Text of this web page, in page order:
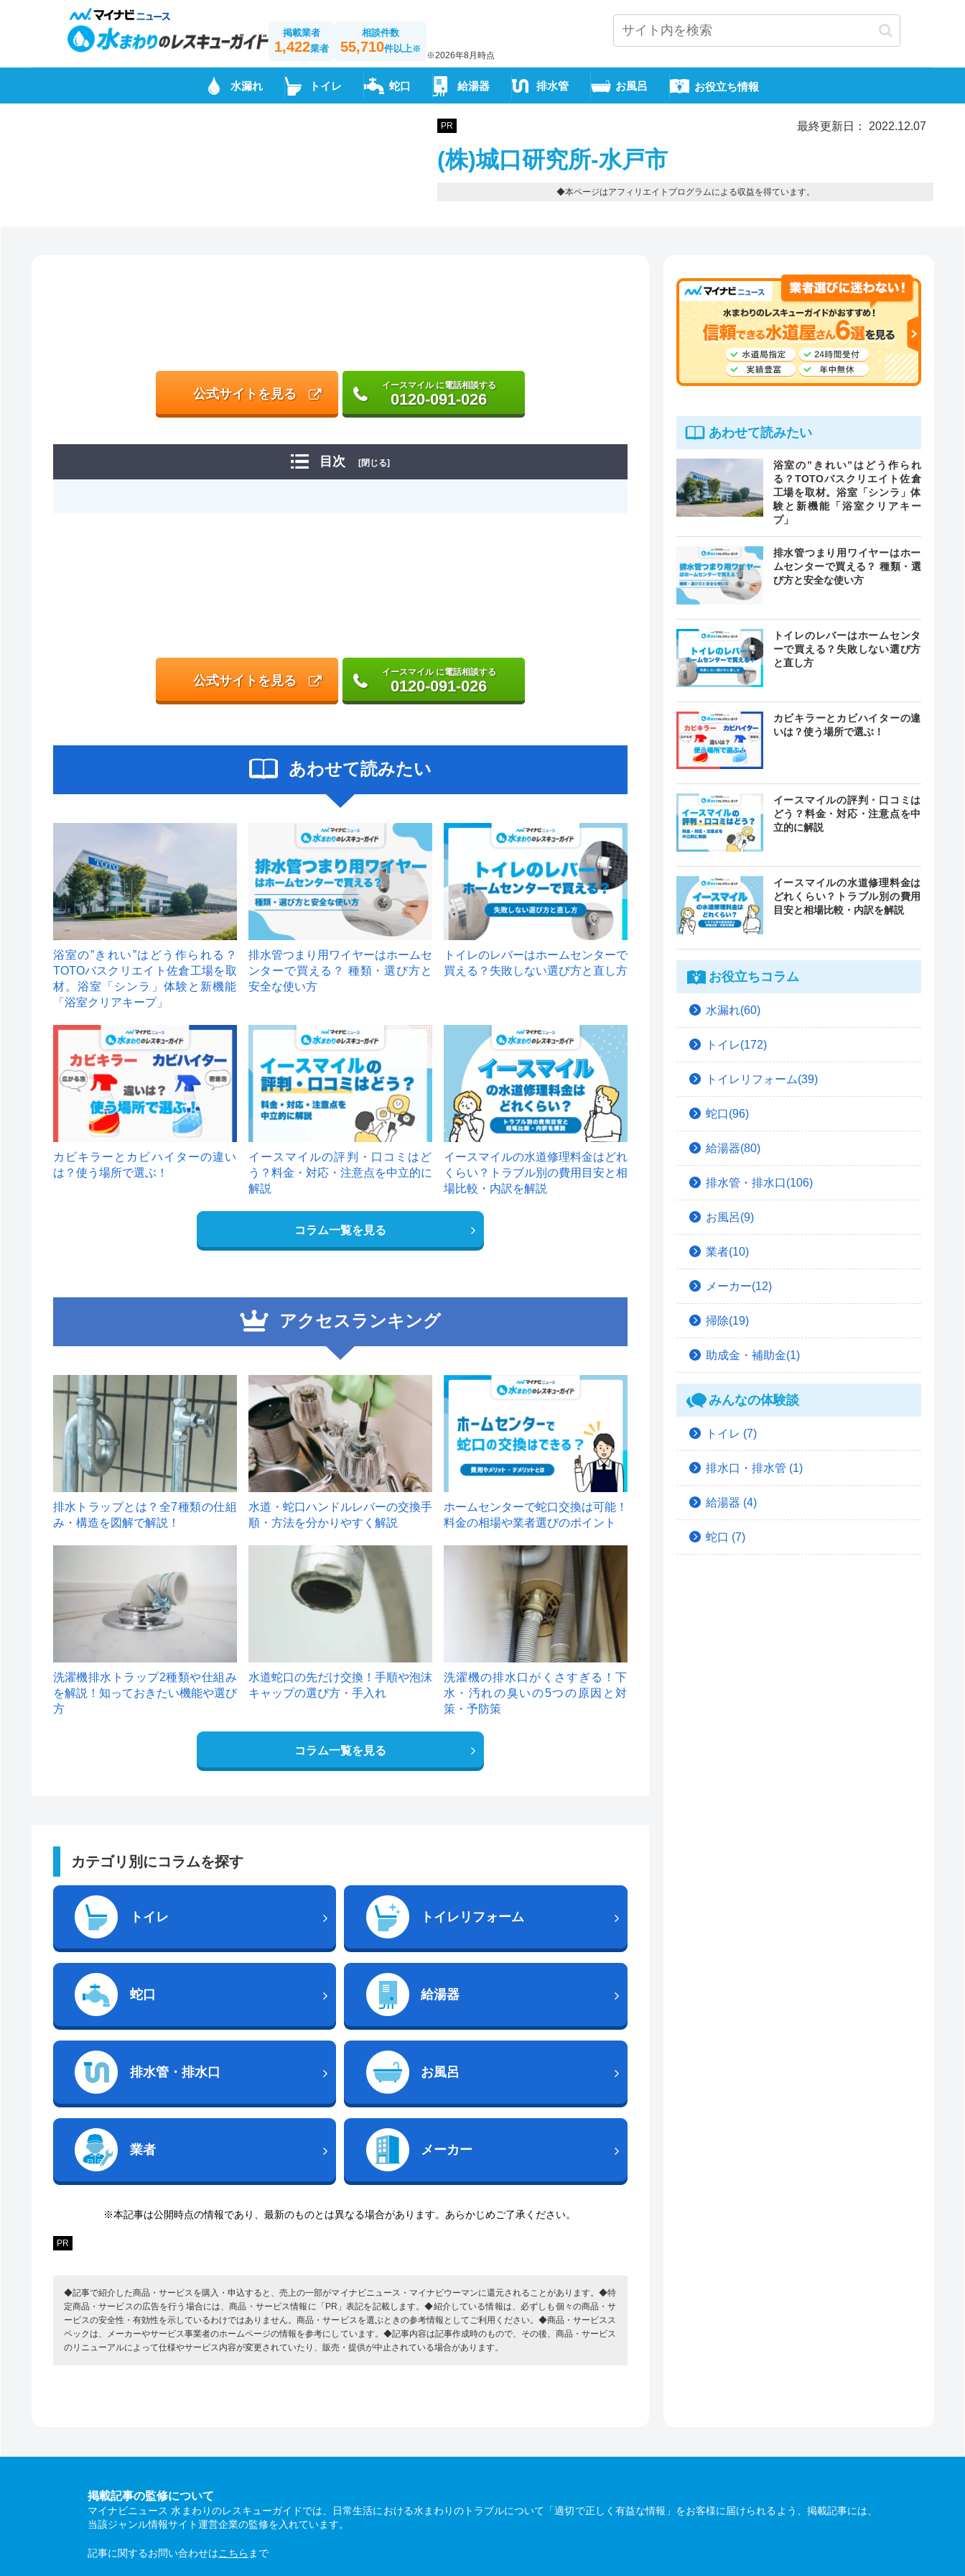
掲載業者
1,422業者
相談件数
55,710件以上※
※2026年8月時点
水漏れ トイレ 蛇口 給湯器 排水管 お風呂 お役立ち情報
PR 最終更新日： 2022.12.07
(株)城口研究所-水戸市
◆本ページはアフィリエイトプログラムによる収益を得ています。
公式サイトを見る
イースマイル に電話相談する
0120-091-026
目次 [閉じる]
公式サイトを見る
イースマイル に電話相談する
0120-091-026
あわせて読みたい
浴室の”きれい”はどう作られる？
TOTOバスクリエイト佐倉工場を取
材。浴室「シンラ」体験と新機能
「浴室クリアキープ」
排水管つまり用ワイヤーはホームセ
ンターで買える？ 種類・選び方と
安全な使い方
トイレのレバーはホームセンターで
買える？失敗しない選び方と直し方
カビキラーとカビハイターの違い
は？使う場所で選ぶ！
イースマイルの評判・口コミはど
う？料金・対応・注意点を中立的に
解説
イースマイルの水道修理料金はどれ
くらい？トラブル別の費用目安と相
場比較・内訳を解説
コラム一覧を見る
アクセスランキング
1
排水トラップとは？全7種類の仕組
み・構造を図解で解説！
2
水道・蛇口ハンドルレバーの交換手
順・方法を分かりやすく解説
ホームセンターで蛇口交換は可能！
料金の相場や業者選びのポイント
洗濯機排水トラップ2種類や仕組み
を解説！知っておきたい機能や選び
方
水道蛇口の先だけ交換！手順や泡沫
キャップの選び方・手入れ
洗濯機の排水口がくさすぎる！下
水・汚れの臭いの5つの原因と対
策・予防策
コラム一覧を見る
カテゴリ別にコラムを探す
トイレ トイレリフォーム
蛇口 給湯器
排水管・排水口 お風呂
業者 メーカー
※本記事は公開時点の情報であり、最新のものとは異なる場合があります。あらかじめご了承ください。
PR
◆記事で紹介した商品・サービスを購入・申込すると、売上の一部がマイナビニュース・マイナビウーマンに還元されることがあります。◆特
定商品・サービスの広告を行う場合には、商品・サービス情報に「PR」表記を記載します。◆紹介している情報は、必ずしも個々の商品・サ
ービスの安全性・有効性を示しているわけではありません。商品・サービスを選ぶときの参考情報としてご利用ください。◆商品・サービスス
ペックは、メーカーやサービス事業者のホームページの情報を参考にしています。◆記事内容は記事作成時のもので、その後、商品・サービス
のリニューアルによって仕様やサービス内容が変更されていたり、販売・提供が中止されている場合があります。
あわせて読みたい
浴室の”きれい”はどう作られ
る？TOTOバスクリエイト佐倉
工場を取材。浴室「シンラ」体
験と新機能「浴室クリアキー
プ」
排水管つまり用ワイヤーはホー
ムセンターで買える？ 種類・選
び方と安全な使い方
トイレのレバーはホームセンタ
ーで買える？失敗しない選び方
と直し方
カビキラーとカビハイターの違
いは？使う場所で選ぶ！
イースマイルの評判・口コミは
どう？料金・対応・注意点を中
立的に解説
イースマイルの水道修理料金は
どれくらい？トラブル別の費用
目安と相場比較・内訳を解説
お役立ちコラム
水漏れ(60)
トイレ(172)
トイレリフォーム(39)
蛇口(96)
給湯器(80)
排水管・排水口(106)
お風呂(9)
業者(10)
メーカー(12)
掃除(19)
助成金・補助金(1)
みんなの体験談
トイレ (7)
排水口・排水管 (1)
給湯器 (4)
蛇口 (7)
掲載記事の監修について
マイナビニュース 水まわりのレスキューガイドでは、日常生活における水まわりのトラブルについて「適切で正しく有益な情報」をお客様に届けられるよう、掲載記事には、
当該ジャンル情報サイト運営企業の監修を入れています。
記事に関するお問い合わせはこちら まで